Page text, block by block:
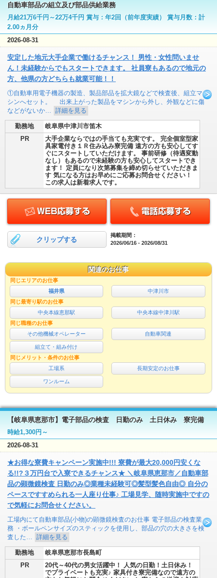
自動車部品の組立及び部品供給業務
月給21万6千円～22万4千円 賞与：年2回（前年度実績） 賞与月数：計
2.00ヵ月分
2026-08-31
安定した地元大手企業で働けるチャンス！ 男性・女性問いませ
ん！未経験からでもスタートできます。 社員寮もあるので地元の
方、他県の方どちらも就業可能！！
①自動車用電子機器の製造、製品部品を拡大鏡などで検査後、組立マ
シンへセット。 出来上がった製品をマシンから外し、外観などに傷
などがないか…
詳細を見る
勤務地
岐阜県中津川市笛木
PR
大手企業ならではの手当ても充実です。 完全個室型家
具家電付き１Ｒ住み込み寮完備 遠方の方も安心してす
ぐにスタートしていただけます。 事前研修（待遇変動
なし）もあるので未経験の方も安心してスタートでき
ます！ 定員になり次第募集を締め切らせていただきま
す 気になる方はお早めにご応募お問合せください！
この求人は新着求人です。
クリップする
掲載期間：
2026/06/16 - 2026/08/31
関連のお仕事
同じエリアのお仕事
福井県
中津川市
同じ最寄り駅のお仕事
中央本線恵那駅
中央本線中津川駅
同じ職種のお仕事
その他機械オペレーター
自動車関連
組立て・組み付け
同じメリット・条件のお仕事
工場系
長期安定のお仕事
ワンルーム
【岐阜県恵那市】電子部品の検査 日勤のみ 土日休み 寮完備
時給1,300円～
2026-08-31
★お得な寮費キャンペーン実施中!!! 寮費が最大20,000円安くな
る!!?３万円台で入寮できるチャンス★ ＼岐阜県恵那市／自動車部
品の顕微鏡検査 日勤のみ◎業種未経験可◎髪型髪色自由◎ 自分の
ペースですすめられる一人座り仕事♪ 工場見学、随時実施中ですの
で気軽にお問合せください。
工場内にて自動車部品(小物)の顕微鏡検査のお仕事 電子部品の検査業
務 ・ボールペンサイズのスティックを使用し、部品の穴の大きさを検
査した…
詳細を見る
勤務地
岐阜県恵那市長島町
PR
20代～40代の男女活躍中！ 人気の日勤！土日休み！
でプライベートも充実♪ 家具付き寮完備なので遠方の